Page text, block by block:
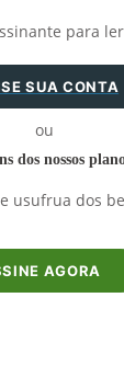
para
SUA CONTA
ou
dos nossos
usufrua dos
AGORA